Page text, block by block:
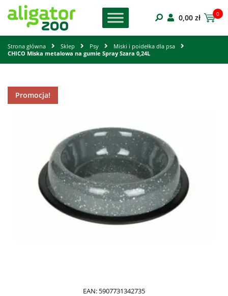
0,00 zł 0
Strona główna Sklep Psy
Miski i poidełka dla psa
CHICO Miska metalowa na gumie Spray Szara 0,24L
Promocja!
EAN: 5907731342735